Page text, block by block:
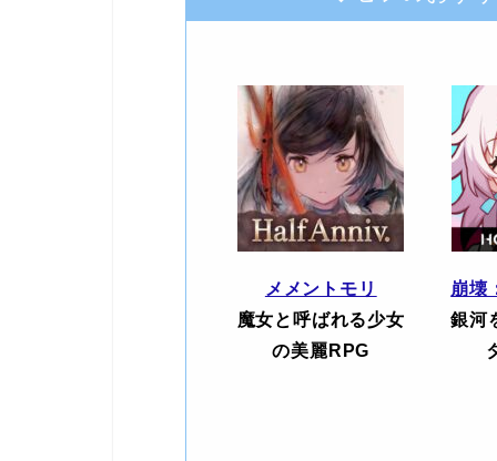
メメントモリ
魔女と呼ばれる少女
の美麗RPG
崩壊
銀河